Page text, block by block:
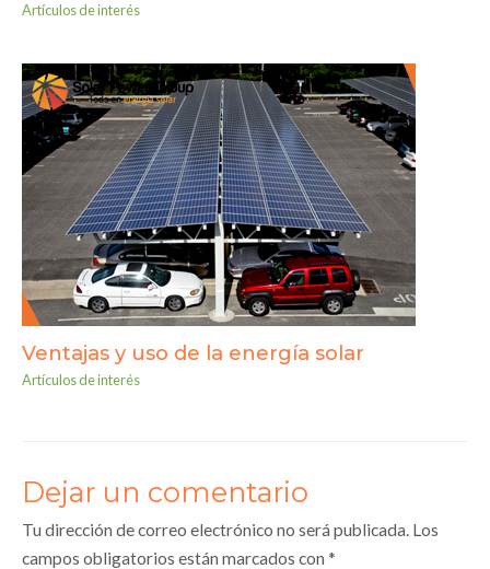
Artículos de interés
Ventajas y uso de la energía solar
Artículos de interés
Dejar un comentario
Tu dirección de correo electrónico no será publicada. Los
campos obligatorios están marcados con *